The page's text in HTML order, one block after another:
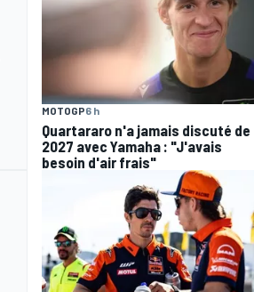
MOTOGP6 h
Quartararo n'a jamais discuté de
2027 avec Yamaha : "J'avais
besoin d'air frais"